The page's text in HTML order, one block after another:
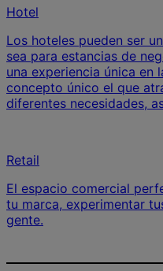
Hotel
Los hoteles pueden ser
sea para estancias de
una experiencia única en
concepto único el que
diferentes necesidades,
Retail
El espacio comercial
tu marca, experimentar
gente.